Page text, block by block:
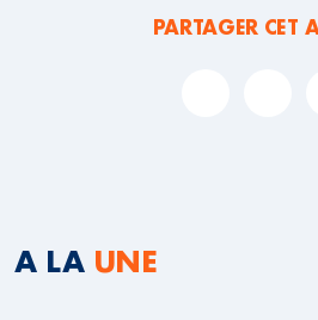
PARTAGER CET
A LA UNE